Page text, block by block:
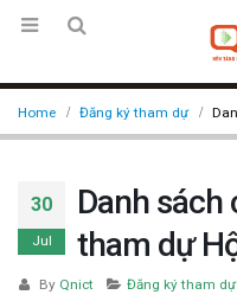
Home Đăng ký tham dự
30
Jul
Danh sách
tham dự
By Qnict Đăng ký tham dự